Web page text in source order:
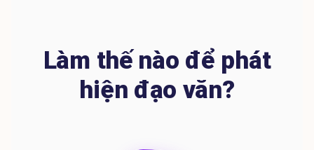
Làm thế nào để phát
hiện đạo văn?